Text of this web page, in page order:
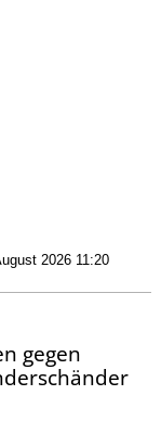
2026 11:20
gegen